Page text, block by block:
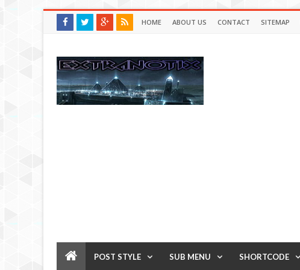
HOME ABOUT US CONTACT SITEMAP
POST STYLE SUB MENU SHORTCODE